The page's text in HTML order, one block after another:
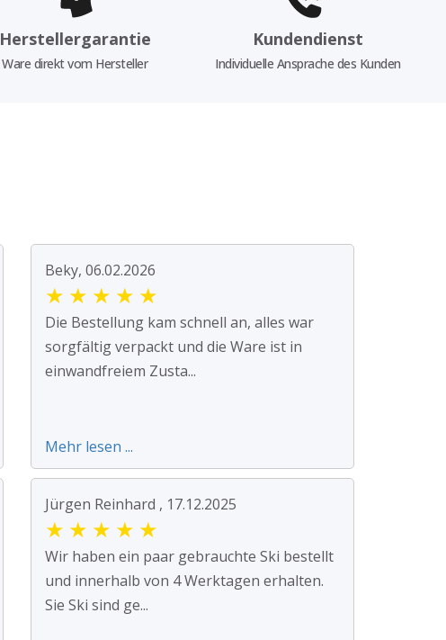
Herstellergarantie
Ware direkt vom Hersteller
Kundendienst
Individuelle Ansprache des Kunden
Beky, 06.02.2026
★ ★ ★ ★ ★
Die Bestellung kam schnell an, alles war
sorgfältig verpackt und die Ware ist in
einwandfreiem Zusta...
Mehr lesen ...
Jürgen Reinhard , 17.12.2025
★ ★ ★ ★ ★
Wir haben ein paar gebrauchte Ski bestellt
und innerhalb von 4 Werktagen erhalten.
Sie Ski sind ge...